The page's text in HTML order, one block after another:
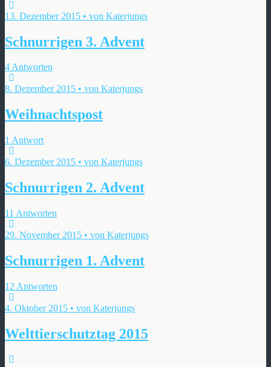
13. Dezember 2015 • von Katerjungs
Schnurrigen 3. Advent
4 Antworten
8. Dezember 2015 • von Katerjungs
Weihnachtspost
1 Antwort
6. Dezember 2015 • von Katerjungs
Schnurrigen 2. Advent
11 Antworten
29. November 2015 • von Katerjungs
Schnurrigen 1. Advent
12 Antworten
4. Oktober 2015 • von Katerjungs
Welttierschutztag 2015